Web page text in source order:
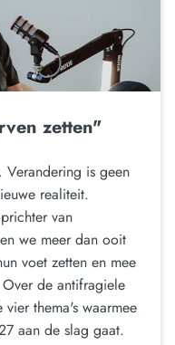
zetten"
Verandering is geen
realiteit.
van
we meer dan ooit
voet zetten en mee
de antifragiele
thema's waarmee
aan de slag gaat.